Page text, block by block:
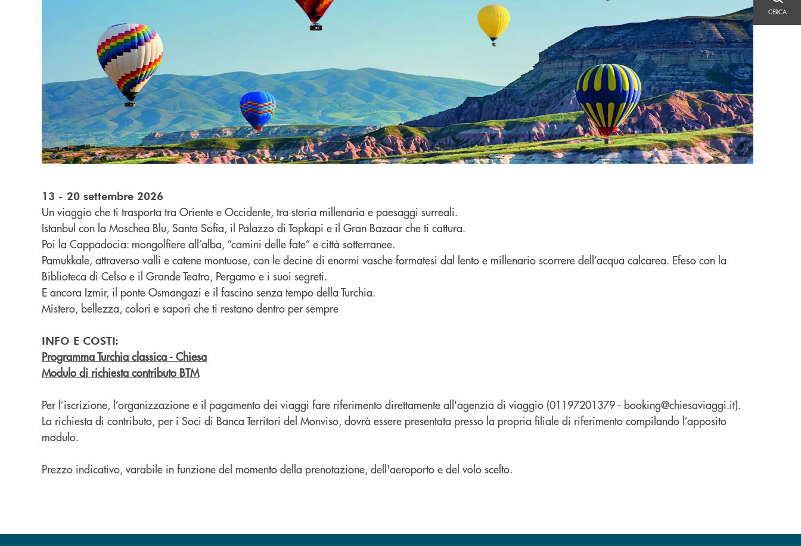
CERCA
13 - 20 settembre 2026
Un viaggio che ti trasporta tra Oriente e Occidente, tra storia millenaria e paesaggi surreali.
Istanbul con la Moschea Blu, Santa Sofia, il Palazzo di Topkapi e il Gran Bazaar che ti cattura.
Poi la Cappadocia: mongolfiere all’alba, “camini delle fate” e città sotterranee.
Pamukkale, attraverso valli e catene montuose, con le decine di enormi vasche formatesi dal lento e millenario scorrere dell’acqua calcarea. Efeso con la
Biblioteca di Celso e il Grande Teatro, Pergamo e i suoi segreti.
E ancora Izmir, il ponte Osmangazi e il fascino senza tempo della Turchia.
Mistero, bellezza, colori e sapori che ti restano dentro per sempre
INFO E COSTI:
Programma Turchia classica - Chiesa
Modulo di richiesta contributo BTM
Per l’iscrizione, l’organizzazione e il pagamento dei viaggi fare riferimento direttamente all'agenzia di viaggio (01197201379 - booking@chiesaviaggi.it).
La richiesta di contributo, per i Soci di Banca Territori del Monviso, dovrà essere presentata presso la propria filiale di riferimento compilando l’apposito
modulo.
Prezzo indicativo, varabile in funzione del momento della prenotazione, dell'aeroporto e del volo scelto.